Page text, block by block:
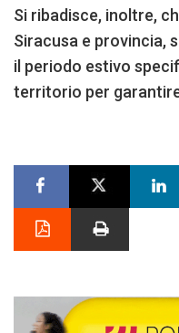
Si ribadisce, inoltre,
Siracusa e provincia,
il periodo estivo
territorio per